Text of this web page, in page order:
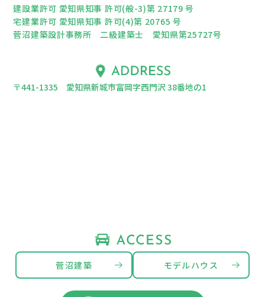
建設業許可 愛知県知事 許可(般-3)第 27179 号
宅建業許可 愛知県知事 許可(4)第 20765 号
菅沼建築設計事務所 二級建築士 愛知県第25727号
〒441-1335 愛知県新城市富岡字西門沢 38番地の1
菅沼建築 モデルハウス